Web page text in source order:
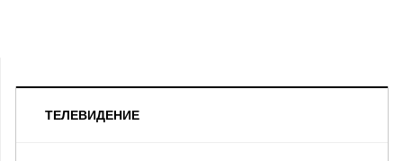
ТЕЛЕВИДЕНИЕ